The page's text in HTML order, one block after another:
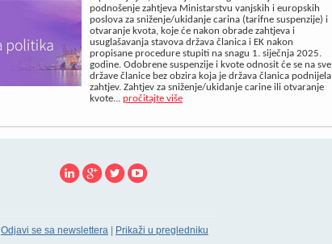
podnošenje zahtjeva Ministarstvu vanjskih i europskih
poslova za sniženje/ukidanje carina (tarifne suspenzije) i
otvaranje kvota, koje će nakon obrade zahtjeva i
usuglašavanja stavova država članica i EK nakon
propisane procedure stupiti na snagu 1. siječnja 2025.
godine. Odobrene suspenzije i kvote odnosit će se na sve
države članice bez obzira koja je država članica podnijela
zahtjev. Zahtjev za sniženje/ukidanje carine ili otvaranje
kvote... pročitajte više
Odjavi se sa newslettera Prikaži u pregledniku